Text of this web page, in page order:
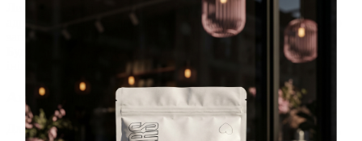
Лист із посиланням для скидання пароля було надіслано на
адресу електронної пошти, прив'язану до вашого облікового
запису, доставка повідомлення може зайняти кілька хвилин.
Будь ласка, зачекайте щонайменше 10 хвилин, перш ніж
ініціювати ще один запит.
Акаунт створено
Для завершення реєстрації, перейдіть за посиланням у листі,